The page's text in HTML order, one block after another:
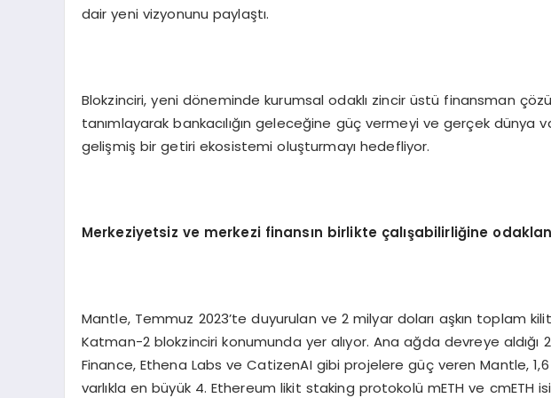
dair yeni vizyonunu paylaştı.
Blokzinciri, yeni döneminde kurumsal odaklı zincir üstü finansman
tanımlayarak bankacılığın geleceğine güç vermeyi ve gerçek dünya
gelişmiş bir getiri ekosistemi oluşturmayı hedefliyor.
Merkeziyetsiz ve merkezi finansın birlikte çalışabilirliğine
Mantle, Temmuz 2023’te duyurulan ve 2 milyar doları aşkın toplam
Katman-2 blokzinciri konumunda yer alıyor. Ana ağda devreye aldığı
Finance, Ethena Labs ve CatizenAI gibi projelere güç veren Mantle,
varlıkla en büyük 4. Ethereum likit staking protokolü mETH ve cmETH